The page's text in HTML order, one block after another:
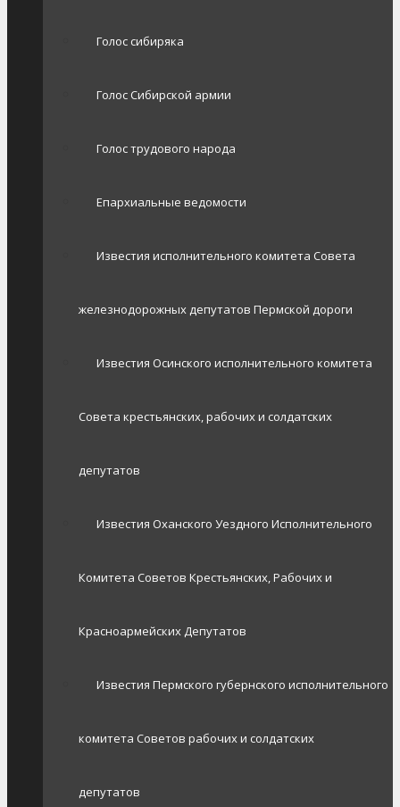
Голос сибиряка
Голос Сибирской армии
Голос трудового народа
Епархиальные ведомости
Известия исполнительного комитета Совета
железнодорожных депутатов Пермской дороги
Известия Осинского исполнительного комитета
Совета крестьянских, рабочих и солдатских
депутатов
Известия Оханского Уездного Исполнительного
Комитета Советов Крестьянских, Рабочих и
Красноармейских Депутатов
Известия Пермского губернского исполнительного
комитета Советов рабочих и солдатских
депутатов